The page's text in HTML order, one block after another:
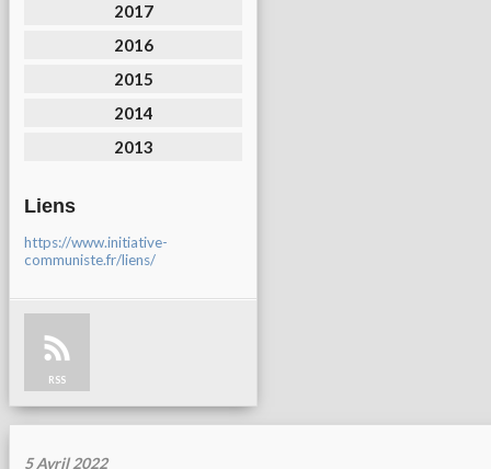
2017
2016
2015
2014
2013
Liens
https://www.initiative-
communiste.fr/liens/
RSS
5 Avril 2022